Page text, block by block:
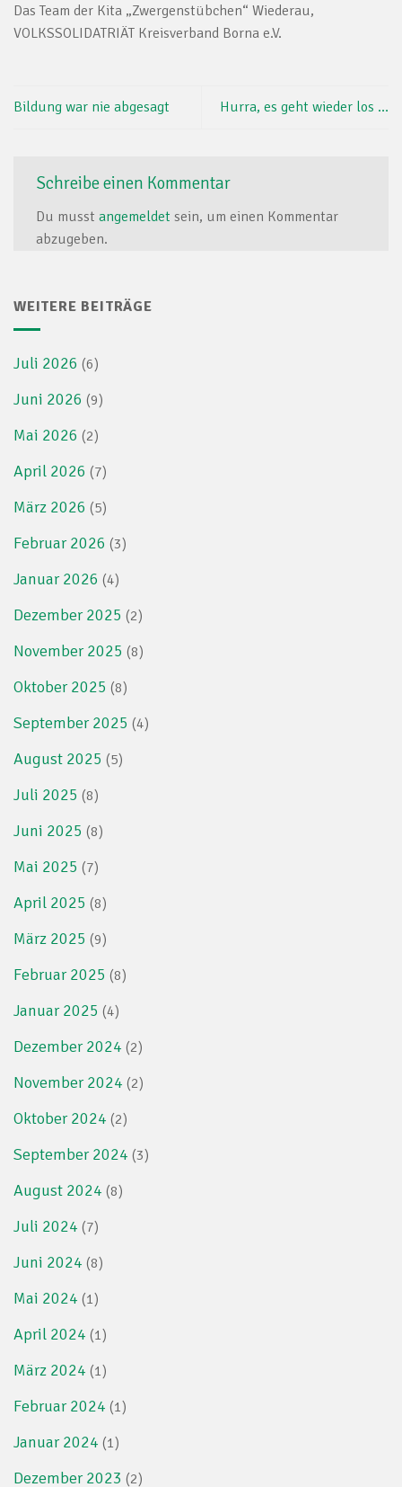
Das Team der Kita „Zwergenstübchen“ Wiederau,
VOLKSSOLIDATRIÄT Kreisverband Borna e.V.
Bildung war nie abgesagt Hurra, es geht wieder los …
Schreibe einen Kommentar
Du musst angemeldet sein, um einen Kommentar
abzugeben.
WEITERE BEITRÄGE
Juli 2026 (6)
Juni 2026 (9)
Mai 2026 (2)
April 2026 (7)
März 2026 (5)
Februar 2026 (3)
Januar 2026 (4)
Dezember 2025 (2)
November 2025 (8)
Oktober 2025 (8)
September 2025 (4)
August 2025 (5)
Juli 2025 (8)
Juni 2025 (8)
Mai 2025 (7)
April 2025 (8)
März 2025 (9)
Februar 2025 (8)
Januar 2025 (4)
Dezember 2024 (2)
November 2024 (2)
Oktober 2024 (2)
September 2024 (3)
August 2024 (8)
Juli 2024 (7)
Juni 2024 (8)
Mai 2024 (1)
April 2024 (1)
März 2024 (1)
Februar 2024 (1)
Januar 2024 (1)
Dezember 2023 (2)